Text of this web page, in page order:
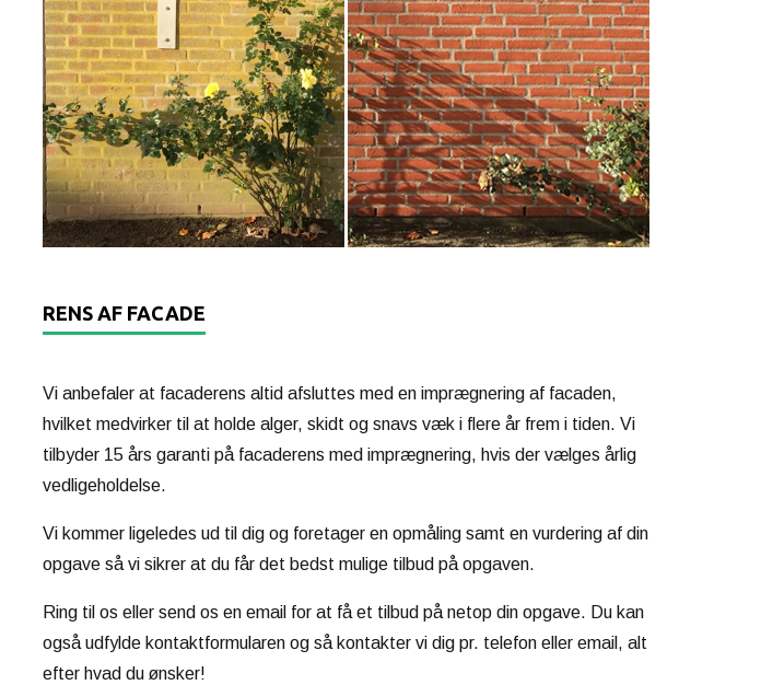
RENS AF FACADE
Vi anbefaler at facaderens altid afsluttes med en imprægnering af facaden,
hvilket medvirker til at holde alger, skidt og snavs væk i flere år frem i tiden. Vi
tilbyder 15 års garanti på facaderens med imprægnering, hvis der vælges årlig
vedligeholdelse.
Vi kommer ligeledes ud til dig og foretager en opmåling samt en vurdering af din
opgave så vi sikrer at du får det bedst mulige tilbud på opgaven.
Ring til os eller send os en email for at få et tilbud på netop din opgave. Du kan
også udfylde kontaktformularen og så kontakter vi dig pr. telefon eller email, alt
efter hvad du ønsker!